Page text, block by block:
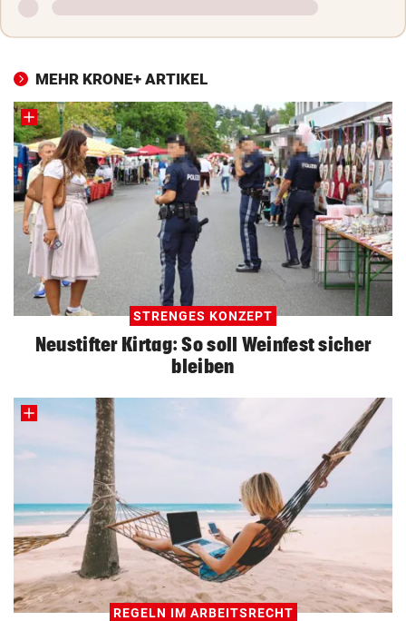
MEHR KRONE+ ARTIKEL
STRENGES KONZEPT
Neustifter Kirtag: So soll Weinfest sicher
bleiben
REGELN IM ARBEITSRECHT